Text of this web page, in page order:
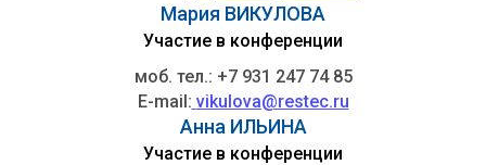
Мария ВИКУЛОВА
Участие в конференции
моб. тел.: +7 931 247 74 85
E-mail: vikulova@restec.ru
Анна ИЛЬИНА
Участие в конференции